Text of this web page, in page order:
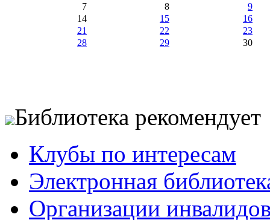
7
8
9
14
15
16
21
22
23
28
29 30
Библиотека рекомендует
Клубы по интересам
Электронная
Организации